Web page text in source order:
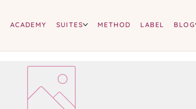
ACADEMY SUITES METHOD LABEL BLOG